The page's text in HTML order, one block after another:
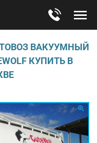
ВАКУУМНЫЙ
КУПИТЬ В